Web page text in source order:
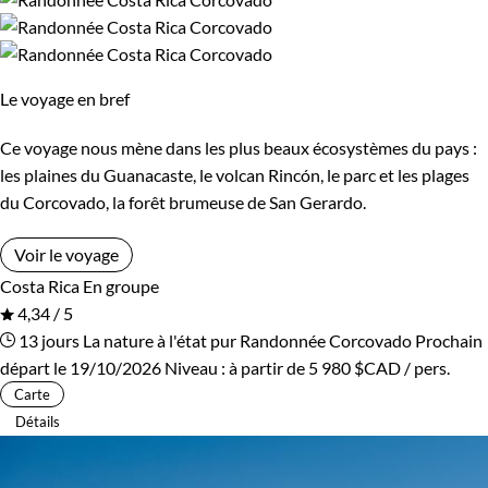
Cap-Vert Chili
Chine
Congo Corée du Sud
Costa Rica Croatie
Cuba
Egypte
Espagne Estonie
Eswatini
Trek Vélo
VTT / Gravel
Afficher plus
Budget
De 1 250 à 2 000 $CAD
De 2 000 à 3 000 $CAD
Plus de 3 000 $CAD
Le voyage en bref
Ce voyage nous mène dans les plus beaux écosystèmes du pays :
les plaines du Guanacaste, le volcan Rincón, le parc et les plages
du Corcovado, la forêt brumeuse de San Gerardo.
Voir le voyage
Costa Rica En groupe
4,34 / 5
13 jours La nature à l'état pur Randonnée Corcovado Prochain
départ le 19/10/2026 Niveau : à partir de 5 980 $CAD / pers.
Carte
Détails